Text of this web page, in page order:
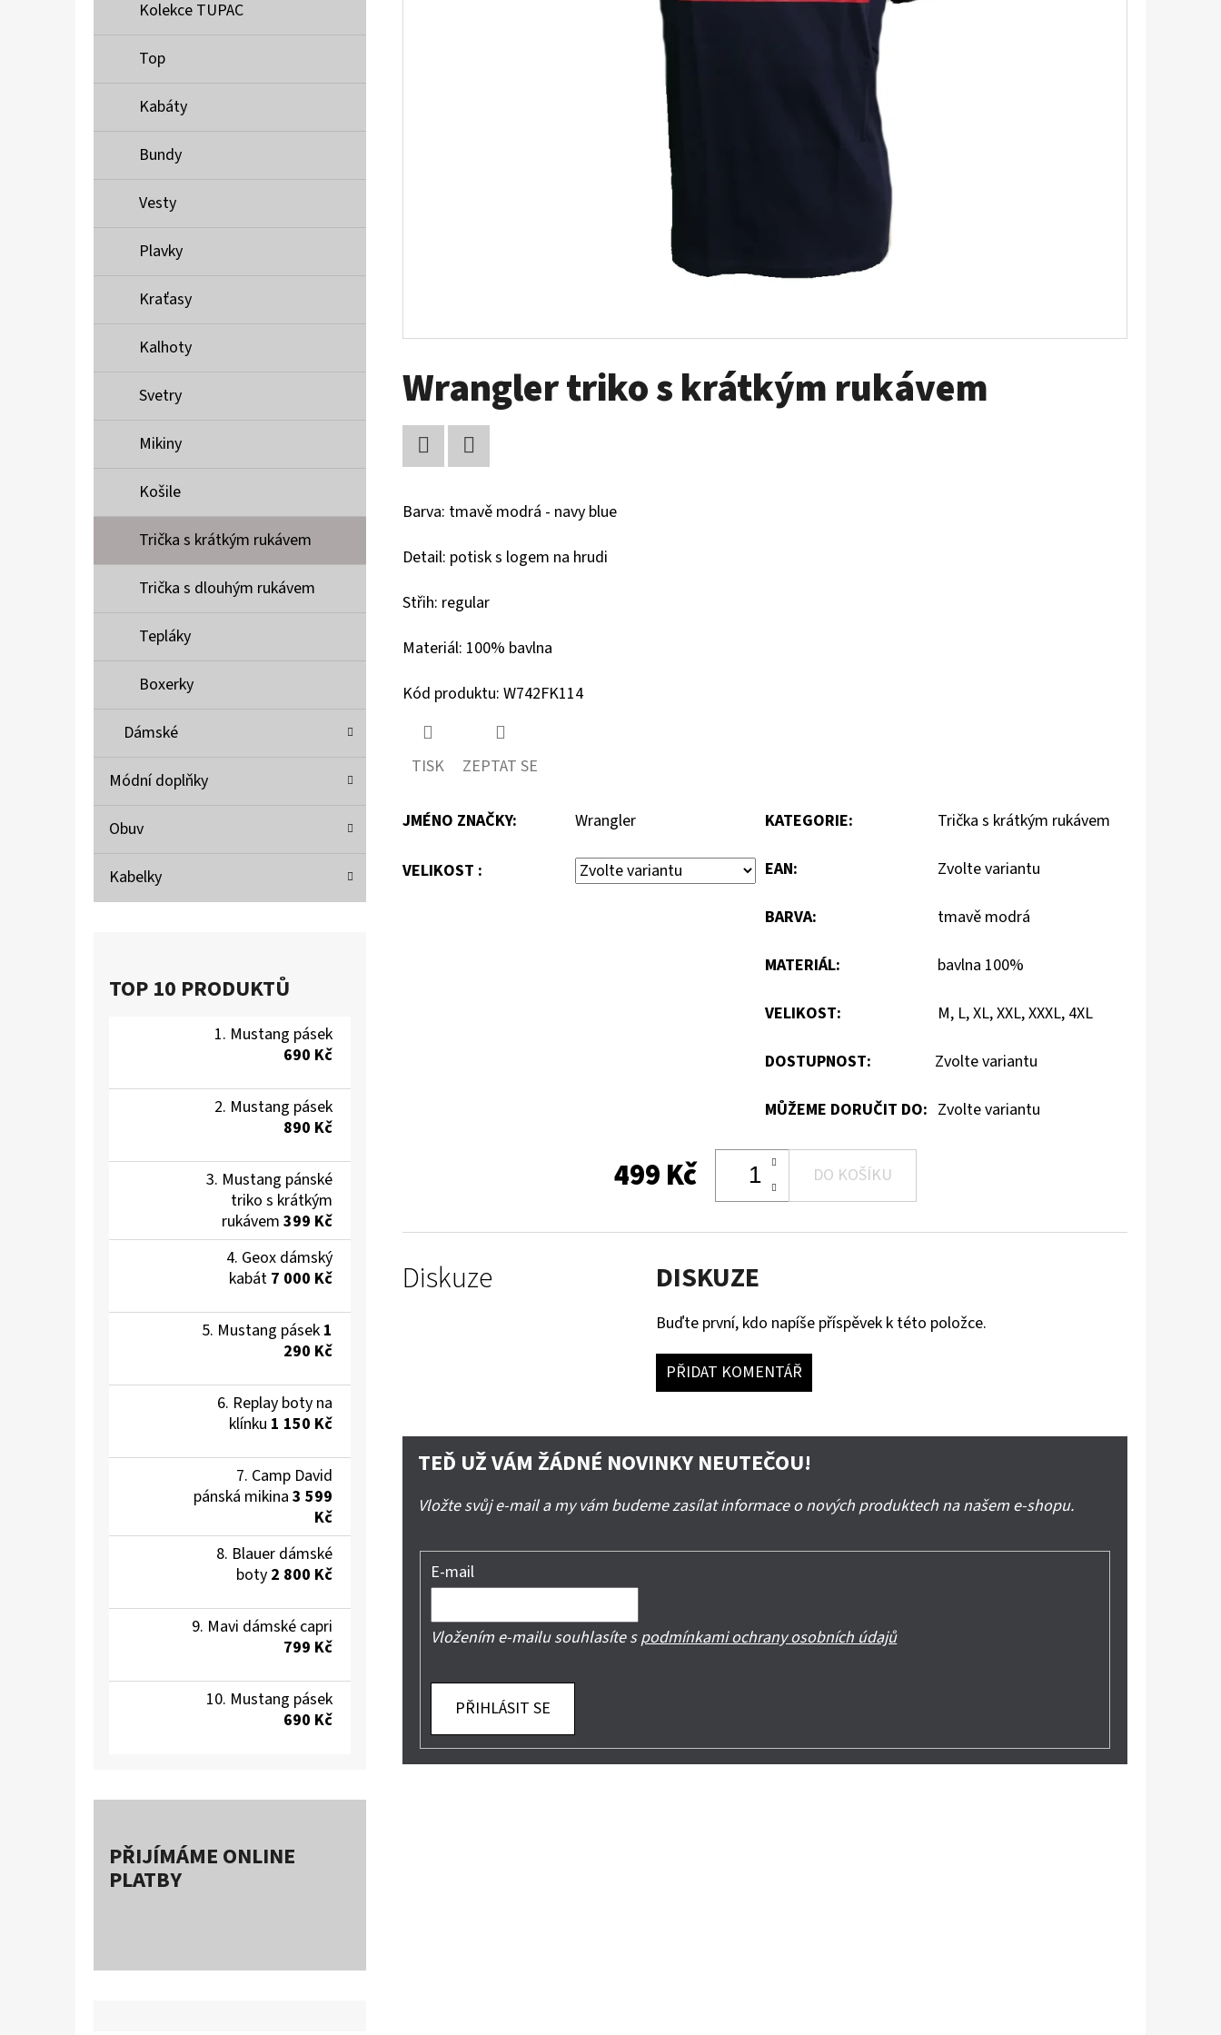
Kolekce TUPAC
Top
Kabáty
Bundy
Vesty
Plavky
Kraťasy
Kalhoty
Svetry
Mikiny
Košile
Trička s krátkým rukávem
Trička s dlouhým rukávem
Tepláky
Boxerky
Dámské
Módní doplňky
Obuv
Kabelky
TOP 10 PRODUKTŮ
Mustang pásek
690 Kč
Mustang pásek
890 Kč
Mustang pánské
triko s krátkým
rukávem 399 Kč
Geox dámský
kabát 7 000 Kč
Mustang pásek 1
290 Kč
Replay boty na
klínku 1 150 Kč
Camp David
pánská mikina 3 599
Kč
Blauer dámské
boty 2 800 Kč
Mavi dámské capri
799 Kč
Mustang pásek
690 Kč
PŘIJÍMÁME ONLINE
PLATBY
Wrangler triko s krátkým rukávem
Barva: tmavě modrá - navy blue
Detail: potisk s logem na hrudi
Střih: regular
Materiál: 100% bavlna
Kód produktu: W742FK114
TISK ZEPTAT SE
JMÉNO ZNAČKY: Wrangler
VELIKOST :
KATEGORIE: Trička s krátkým rukávem
EAN: Zvolte variantu
BARVA: tmavě modrá
MATERIÁL: bavlna 100%
VELIKOST: M, L, XL, XXL, XXXL, 4XL
DOSTUPNOST: Zvolte variantu
MŮŽEME DORUČIT DO: Zvolte variantu
499 Kč DO KOŠÍKU
Diskuze DISKUZE
Buďte první, kdo napíše příspěvek k této položce.
PŘIDAT KOMENTÁŘ
TEĎ UŽ VÁM ŽÁDNÉ NOVINKY NEUTEČOU!
Vložte svůj e-mail a my vám budeme zasílat informace o nových produktech na našem e-shopu.
E-mail
Vložením e-mailu souhlasíte spodmínkami ochrany osobních údajů
PŘIHLÁSIT SE
MUSTANG PÁSEK
MUSTANG PÁNSKÉ TRIKO S KRÁTKÝM